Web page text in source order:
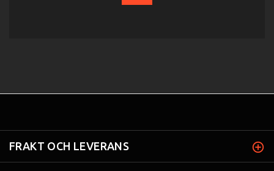
FRAKT OCH LEVERANS